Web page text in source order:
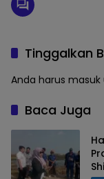
Tinggalkan
Anda harus masuk
Baca Juga